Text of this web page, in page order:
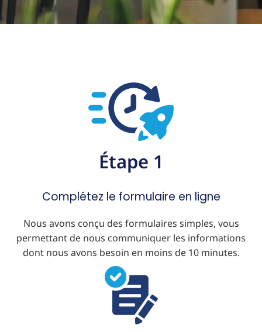
Étape 1
Complétez le formulaire en ligne
Nous avons conçu des formulaires simples, vous
permettant de nous communiquer les informations
dont nous avons besoin en moins de 10 minutes.